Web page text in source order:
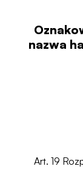
nazwa
Art. 19